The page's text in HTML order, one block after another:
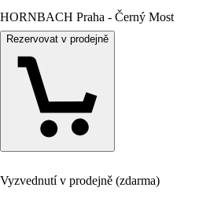
HORNBACH Praha - Černý Most
Rezervovat v prodejně
Vyzvednutí v prodejně (zdarma)